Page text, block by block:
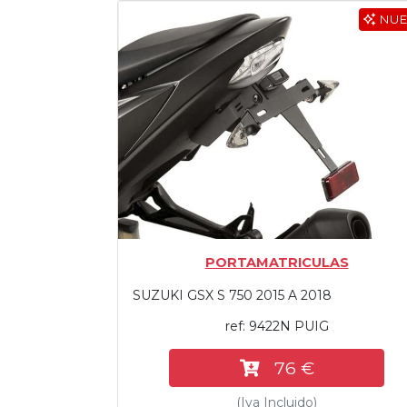
Formulario
Empresa
Contacto
PORTAMATRICULAS
SUZUKI GSX S 750 2015 A 2018
ref: 9422N PUIG
76 €
(Iva Incluido)